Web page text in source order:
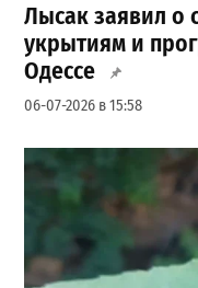
Лысак заявил о
укрытиям и
Одессе
06-07-2026 в 15:58